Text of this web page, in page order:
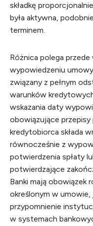
składkę
była aktywna,
terminem.
Różnica polega
wypowiedzeniu
związany z pełnym
warunków
wskazania daty
obowiązujące
kredytobiorca składa
równocześnie z
potwierdzenia spłaty
potwierdzające
Banki mają obowiązek
określonym w
przypomnienie
w systemach